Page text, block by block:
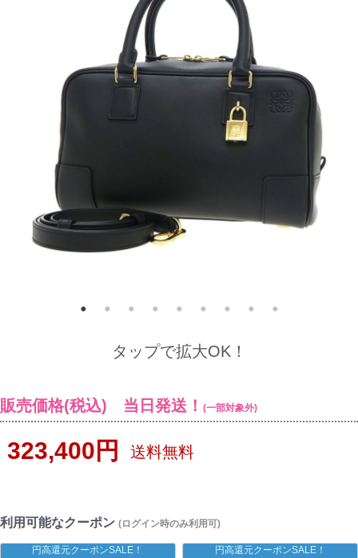
タップで拡大OK！
販売価格(税込) 当日発送！ (一部対象外)
323,400円 送料無料
利用可能なクーポン (ログイン時のみ利用可)
円高還元クーポンSALE！ 円高還元クーポンSALE！